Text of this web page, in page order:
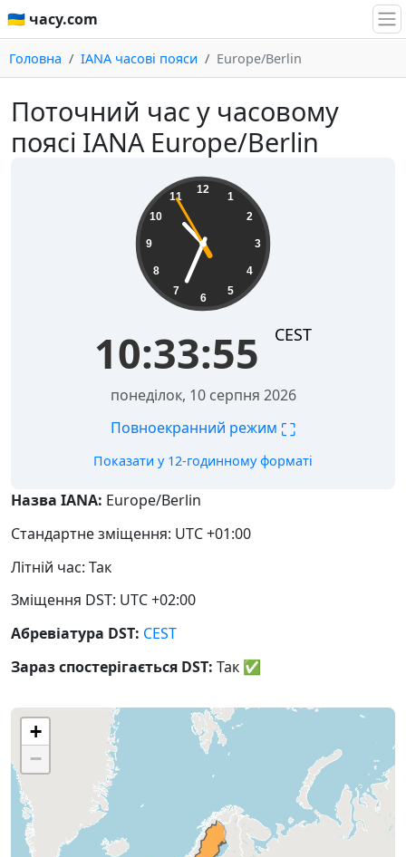
🇺🇦 часу.com
Головна IANA часові пояси Europe/Berlin
Поточний час у часовому
поясі IANA Europe/Berlin
12
1
2
3
4
5
6
7
8
9
10
11
10:33:56 CEST
понеділок, 10 серпня 2026
Повноекранний режим ⛶
Показати у 12-годинному форматі
Назва IANA: Europe/Berlin
Стандартне зміщення: UTC +01:00
Літній час: Так
Зміщення DST: UTC +02:00
Абревіатура DST: CEST
Зараз спостерігається DST: Так ✅
+
−